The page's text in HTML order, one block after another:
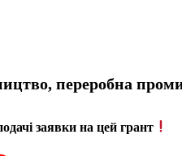
переробна
заявки на цей грант